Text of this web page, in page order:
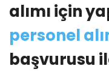
alımı için
personel
başvurusu